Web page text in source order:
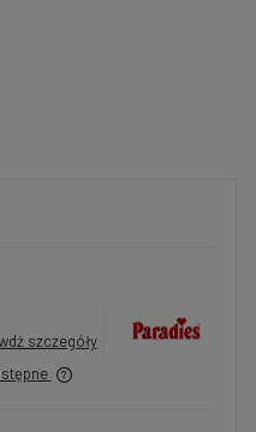
szczegóły